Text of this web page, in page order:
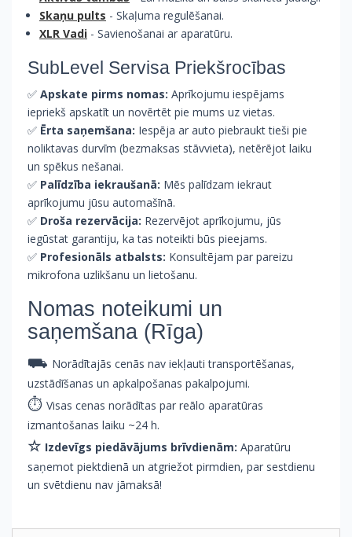
Skaņu pults - Skaļuma regulēšanai.
XLR Vadi - Savienošanai ar aparatūru.
SubLevel Servisa Priekšrocības
✅ Apskate pirms nomas: Aprīkojumu iespējams
iepriekš apskatīt un novērtēt pie mums uz vietas.
✅ Ērta saņemšana: Iespēja ar auto piebraukt tieši pie
noliktavas durvīm (bezmaksas stāvvieta), netērējot laiku
un spēkus nešanai.
✅ Palīdzība iekraušanā: Mēs palīdzam iekraut
aprīkojumu jūsu automašīnā.
✅ Droša rezervācija: Rezervējot aprīkojumu, jūs
iegūstat garantiju, ka tas noteikti būs pieejams.
✅ Profesionāls atbalsts: Konsultējam par pareizu
mikrofona uzlikšanu un lietošanu.
Nomas noteikumi un
saņemšana (Rīga)
⛟ Norādītajās cenās nav iekļauti transportēšanas,
uzstādīšanas un apkalpošanas pakalpojumi.
⏱ Visas cenas norādītas par reālo aparatūras
izmantošanas laiku ~24 h.
☆ Izdevīgs piedāvājums brīvdienām: Aparatūru
saņemot piektdienā un atgriežot pirmdien, par sestdienu
un svētdienu nav jāmaksā!